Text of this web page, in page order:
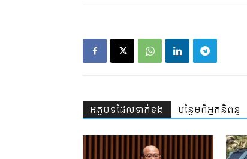
អត្ថបទ​ដែល​ទាក់ទង បន្ថែម​ពី​អ្នកនិពន្ធ